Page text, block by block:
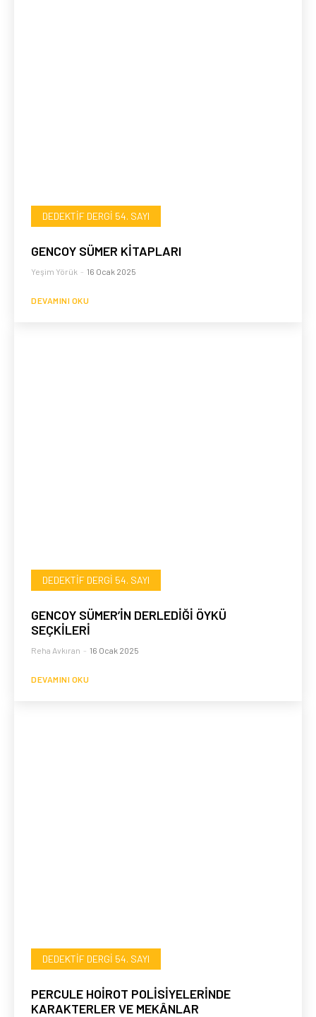
DEDEKTIF DERGI 54. SAYI
GENCOY SÜMER KİTAPLARI
Yeşim Yörük - 16 Ocak 2025
DEVAMINI OKU
DEDEKTIF DERGI 54. SAYI
GENCOY SÜMER’İN DERLEDİĞİ ÖYKÜ
SEÇKİLERİ
Reha Avkıran - 16 Ocak 2025
DEVAMINI OKU
DEDEKTIF DERGI 54. SAYI
PERCULE HOİROT POLİSİYELERİNDE
KARAKTERLER VE MEKÂNLAR